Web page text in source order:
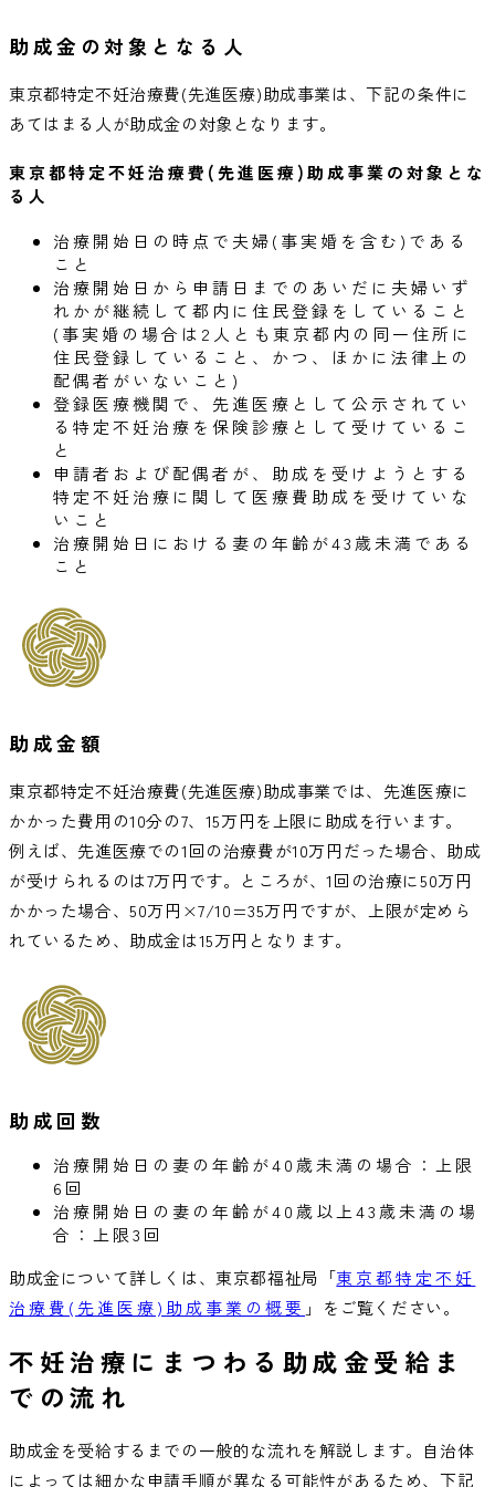
助成金の対象となる人
東京都特定不妊治療費(先進医療)助成事業は、下記の条件に
あてはまる人が助成金の対象となります。
東京都特定不妊治療費(先進医療)助成事業の対象とな
る人
治療開始日の時点で夫婦(事実婚を含む)である
こと
治療開始日から申請日までのあいだに夫婦いず
れかが継続して都内に住民登録をしていること
(事実婚の場合は2人とも東京都内の同一住所に
住民登録していること、かつ、ほかに法律上の
配偶者がいないこと)
登録医療機関で、先進医療として公示されてい
る特定不妊治療を保険診療として受けているこ
と
申請者および配偶者が、助成を受けようとする
特定不妊治療に関して医療費助成を受けていな
いこと
治療開始日における妻の年齢が43歳未満である
こと
助成金額
東京都特定不妊治療費(先進医療)助成事業では、先進医療に
かかった費用の10分の7、15万円を上限に助成を行います。
例えば、先進医療での1回の治療費が10万円だった場合、助成
が受けられるのは7万円です。ところが、1回の治療に50万円
かかった場合、50万円×7/10=35万円ですが、上限が定めら
れているため、助成金は15万円となります。
助成回数
治療開始日の妻の年齢が40歳未満の場合：上限
6回
治療開始日の妻の年齢が40歳以上43歳未満の場
合：上限3回
助成金について詳しくは、東京都福祉局「東京都特定不妊
治療費(先進医療)助成事業の概要 」をご覧ください。
不妊治療にまつわる助成金受給ま
での流れ
助成金を受給するまでの一般的な流れを解説します。自治体
によっては細かな申請手順が異なる可能性があるため、下記